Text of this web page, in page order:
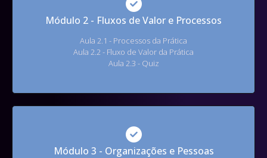
Módulo 2 - Fluxos de Valor e Processos
Aula 2.1 - Processos da Prática
Aula 2.2 - Fluxo de Valor da Prática
Aula 2.3 - Quiz
Módulo 3 - Organizações e Pessoas